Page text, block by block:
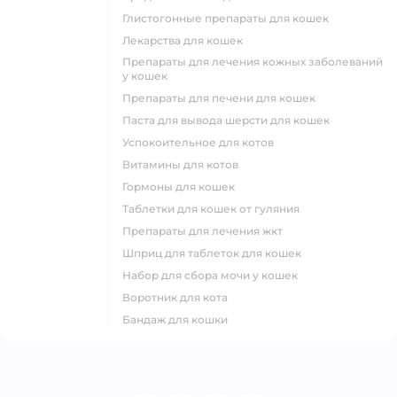
глистогонные препараты для кошек
лекарства для кошек
препараты для лечения кожных заболеваний
у кошек
препараты для печени для кошек
паста для вывода шерсти для кошек
успокоительное для котов
витамины для котов
гормоны для кошек
таблетки для кошек от гуляния
препараты для лечения жкт
шприц для таблеток для кошек
набор для сбора мочи у кошек
воротник для кота
бандаж для кошки